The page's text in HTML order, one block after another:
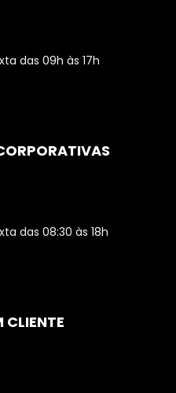
das 09h às 17h
das 08:30 às 18h